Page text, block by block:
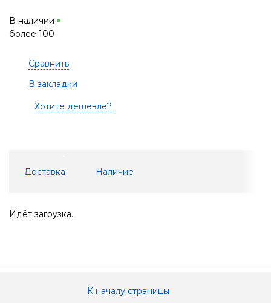
В наличии
более 100
Сравнить
В закладки
Хотите дешевле?
Доставка Наличие
Идёт загрузка...
К началу страницы